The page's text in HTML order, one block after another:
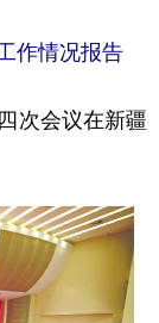
江西
湖南
西藏
宁夏
作情况报告
次会议在新疆